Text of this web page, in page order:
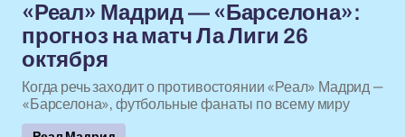
«Реал» Мадрид — «Барселона»:
прогноз на матч Ла Лиги 26
октября
Когда речь заходит о противостоянии «Реал» Мадрид —
«Барселона», футбольные фанаты по всему миру